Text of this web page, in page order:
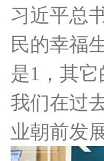
习近平总
民的幸福
是1，其它
我们在过
业朝前发